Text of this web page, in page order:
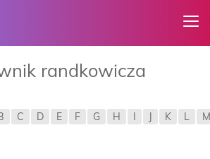
randkowicza
C D E F G H I J K L M